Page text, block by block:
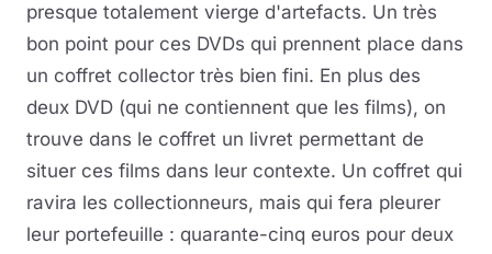
presque totalement vierge d'artefacts. Un très
bon point pour ces DVDs qui prennent place dans
un coffret collector très bien fini. En plus des
deux DVD (qui ne contiennent que les films), on
trouve dans le coffret un livret permettant de
situer ces films dans leur contexte. Un coffret qui
ravira les collectionneurs, mais qui fera pleurer
leur portefeuille : quarante-cinq euros pour deux